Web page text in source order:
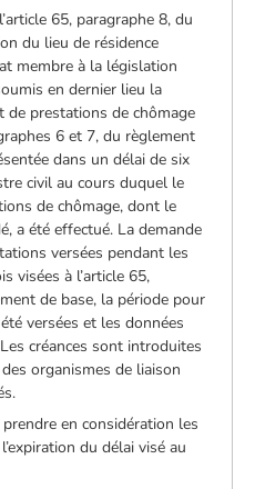
65, paragraphe 8, du
du lieu de résidence
membre à la législation
en dernier lieu la
de prestations de chômage
6 et 7, du règlement
dans un délai de six
civil au cours duquel le
de chômage, dont le
a été effectué. La demande
versées pendant les
visées à l’article 65,
de base, la période pour
versées et les données
créances sont introduites
organismes de liaison
en considération les
du délai visé au